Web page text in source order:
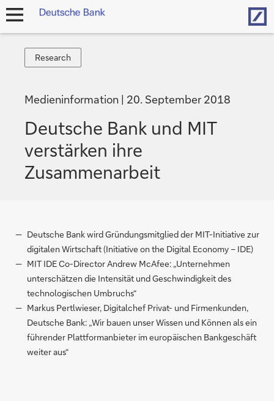
Navigation
Research
Research
Medieninformation 20. September 2018
Deutsche Bank und MIT
verstärken ihre
Zusammenarbeit
Deutsche Bank wird Gründungsmitglied der MIT-Initiative zur
digitalen Wirtschaft (Initiative on the Digital Economy – IDE)
MIT IDE Co-Director Andrew McAfee: „Unternehmen
unterschätzen die Intensität und Geschwindigkeit des
technologischen Umbruchs“
Markus Pertlwieser, Digitalchef Privat- und Firmenkunden,
Deutsche Bank: „Wir bauen unser Wissen und Können als ein
führender Plattformanbieter im europäischen Bankgeschäft
weiter aus“